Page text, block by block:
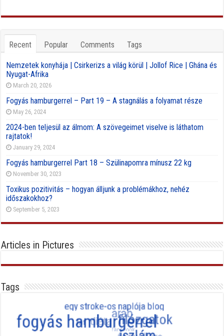
Recent Popular Comments Tags
Nemzetek konyhája | Csirkerizs a világ körül | Jollof Rice | Ghána és
Nyugat-Afrika
March 20, 2026
Fogyás hamburgerrel – Part 19 – A stagnálás a folyamat része
May 26, 2024
2024-ben teljesül az álmom: A szövegeimet viselve is láthatom
rajtatok!
January 29, 2024
Fogyás hamburgerrel Part 18 – Szülinapomra mínusz 22 kg
November 30, 2023
Toxikus pozitivitás – hogyan álljunk a problémákhoz, nehéz
időszakokhoz?
September 5, 2023
Articles in Pictures
Tags